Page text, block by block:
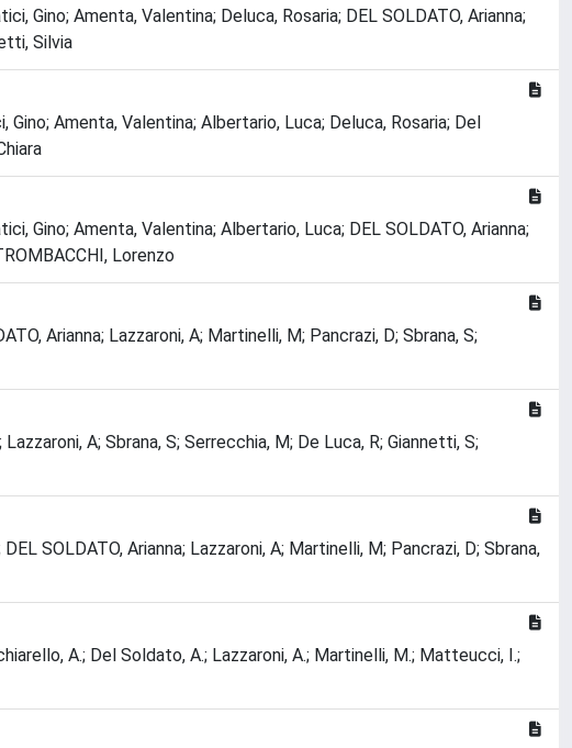
Gino; Amenta, Valentina; Deluca, Rosaria; DEL SOLDATO, Arianna;
Silvia
Amenta, Valentina; Albertario, Luca; Deluca, Rosaria; Del
Gino; Amenta, Valentina; Albertario, Luca; DEL SOLDATO, Arianna;
Lorenzo
Arianna; Lazzaroni, A; Martinelli, M; Pancrazi, D; Sbrana, S;
A; Sbrana, S; Serrecchia, M; De Luca, R; Giannetti, S;
SOLDATO, Arianna; Lazzaroni, A; Martinelli, M; Pancrazi, D; Sbrana,
A.; Del Soldato, A.; Lazzaroni, A.; Martinelli, M.; Matteucci, I.;